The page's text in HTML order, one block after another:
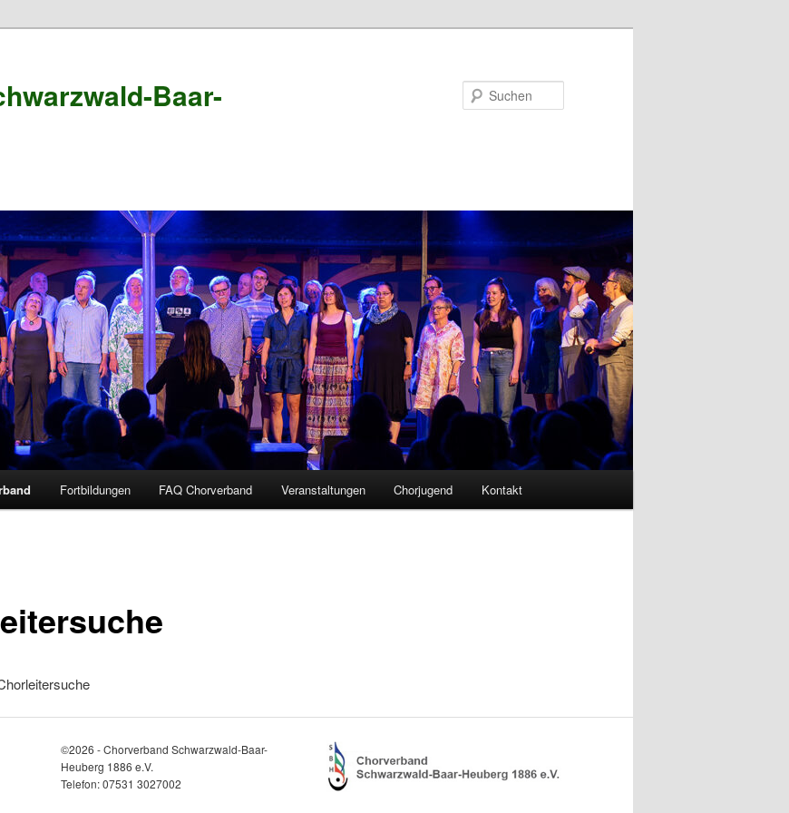
Baar-
Fortbildungen FAQ Chorverband Veranstaltungen Chorjugend Kontakt
©2026 - Chorverband Schwarzwald-Baar-
Heuberg 1886 e.V.
Telefon: 07531 3027002